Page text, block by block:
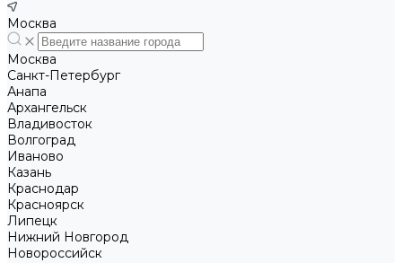
Москва
Москва
Санкт-Петербург
Анапа
Архангельск
Владивосток
Волгоград
Иваново
Казань
Краснодар
Красноярск
Липецк
Нижний Новгород
Новороссийск